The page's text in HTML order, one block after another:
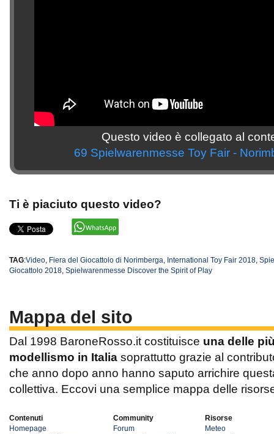
Questo video è collegato al
69 Spielwarenmesse Toy Fair -
Ti è piaciuto questo video?
TAG:Video, Fiera del Giocattolo di Norimberga, International Toy Fair 2018,
Giocattolo 2018, Spielwarenmesse Discover the Spirit of Play
Mappa del sito
Dal 1998 BaroneRosso.it costituisce una delle
modellismo in Italia soprattutto grazie al
che anno dopo anno hanno saputo arrichire
collettiva. Eccovi una semplice mappa delle
Contenuti
Homepage
Community
Forum
Risorse
Meteo